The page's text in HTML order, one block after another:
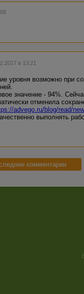
в 13:21
уровня возможно при
значение - 94%.
отменила
advego.ru/blog/read/
выполнять
комментарии